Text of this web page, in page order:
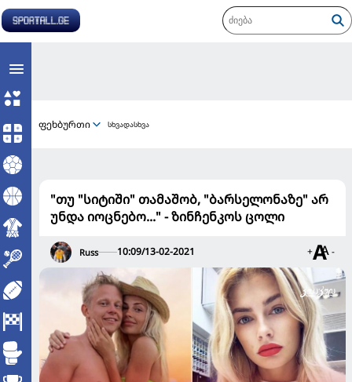
ფეხბურთი სხვადასხვა
"თუ "სიტიში" თამაშობ, "ბარსელონაზე" არ
უნდა იოცნებო..." - ზინჩენკოს ცოლი
Russ 10:09/13-02-2021 + -